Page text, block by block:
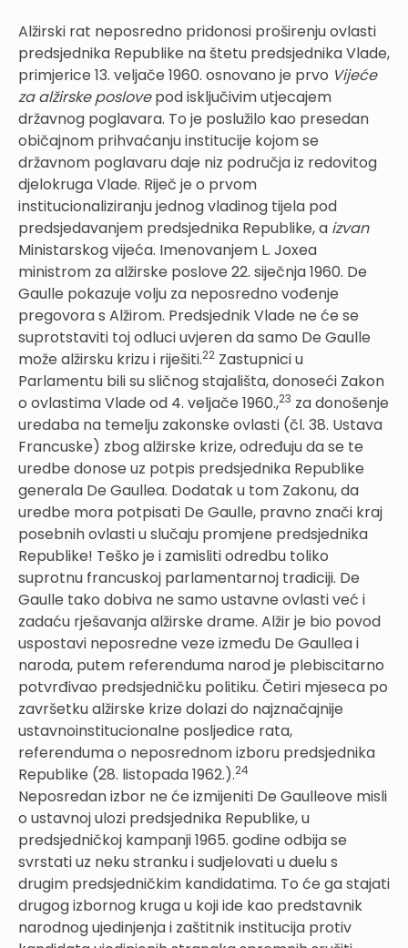
Alžirski rat neposredno pridonosi proširenju ovlasti
predsjednika Republike na štetu predsjednika Vlade,
primjerice 13. veljače 1960. osnovano je prvo Vijeće
za alžirske poslovepod isključivim utjecajem
državnog poglavara. To je poslužilo kao presedan
običajnom prihvaćanju institucije kojom se
državnom poglavaru daje niz područja iz redovitog
djelokruga Vlade. Riječ je o prvom
institucionaliziranju jednog vladinog tijela pod
predsjedavanjem predsjednika Republike, a izvan
Ministarskog vijeća. Imenovanjem L. Joxea
ministrom za alžirske poslove 22. siječnja 1960. De
Gaulle pokazuje volju za neposredno vođenje
pregovora s Alžirom. Predsjednik Vlade ne će se
suprotstaviti toj odluci uvjeren da samo De Gaulle
može alžirsku krizu i riješiti.22 Zastupnici u
Parlamentu bili su sličnog stajališta, donoseći Zakon
o ovlastima Vlade od 4. veljače 1960.,23 za donošenje
uredaba na temelju zakonske ovlasti (čl. 38. Ustava
Francuske) zbog alžirske krize, određuju da se te
uredbe donose uz potpis predsjednika Republike
generala De Gaullea. Dodatak u tom Zakonu, da
uredbe mora potpisati De Gaulle, pravno znači kraj
posebnih ovlasti u slučaju promjene predsjednika
Republike! Teško je i zamisliti odredbu toliko
suprotnu francuskoj parlamentarnoj tradiciji. De
Gaulle tako dobiva ne samo ustavne ovlasti već i
zadaću rješavanja alžirske drame. Alžir je bio povod
uspostavi neposredne veze između De Gaullea i
naroda, putem referenduma narod je plebiscitarno
potvrđivao predsjedničku politiku. Četiri mjeseca po
završetku alžirske krize dolazi do najznačajnije
ustavnoinstitucionalne posljedice rata,
referenduma o neposrednom izboru predsjednika
Republike (28. listopada 1962.).24
Neposredan izbor ne će izmijeniti De Gaulleove misli
o ustavnoj ulozi predsjednika Republike, u
predsjedničkoj kampanji 1965. godine odbija se
svrstati uz neku stranku i sudjelovati u duelu s
drugim predsjedničkim kandidatima. To će ga stajati
drugog izbornog kruga u koji ide kao predstavnik
narodnog ujedinjenja i zaštitnik institucija protiv